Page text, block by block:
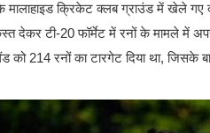
मालाहाइड क्रिकेट क्लब ग्राउंड में खेले गए
देकर टी-20 फॉर्मेट में रनों के मामले में
को 214 रनों का टारगेट दिया था, जिसके